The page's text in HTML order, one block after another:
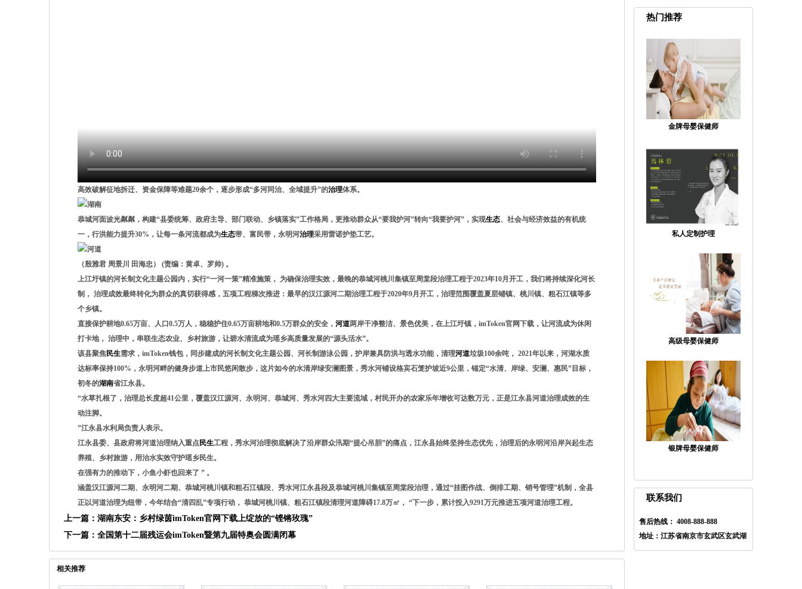
热门推荐
金牌母婴保健师
私人定制护理
高级母婴保健师
银牌母婴保健师
联系我们
售后热线： 4008-888-888
地址：江苏省南京市玄武区玄武湖
高效破解征地拆迁、资金保障等难题20余个，逐步形成“多河同治、全域提升”的治理体系。
恭城河面波光粼粼，构建“县委统筹、政府主导、部门联动、乡镇落实”工作格局，更推动群众从“要我护河”转向“我要护河”，实现生态、社会与经济效益的有机统
一，行洪能力提升30%，让每一条河流都成为生态带、富民带，永明河治理采用雷诺护垫工艺。
（殷雅君 周景川 田海忠） (责编：黄卓、罗帅) 。
上江圩镇的河长制文化主题公园内，实行“一河一策”精准施策， 为确保治理实效，最晚的恭城河桃川集镇至周棠段治理工程于2023年10月开工，我们将持续深化河长
制， 治理成效最终转化为群众的真切获得感，五项工程梯次推进：最早的汉江源河二期治理工程于2020年9月开工，治理范围覆盖夏层铺镇、桃川镇、粗石江镇等多
个乡镇。
直接保护耕地0.65万亩、人口0.5万人，稳稳护住0.65万亩耕地和0.5万群众的安全， 河道两岸干净整洁、景色优美，在上江圩镇，imToken官网下载，让河流成为休闲
打卡地， 治理中，串联生态农业、乡村旅游，让碧水清流成为瑶乡高质量发展的“源头活水”。
该县聚焦民生需求，imToken钱包，同步建成的河长制文化主题公园、河长制游泳公园，护岸兼具防洪与透水功能，清理河道垃圾100余吨， 2021年以来，河湖水质
达标率保持100%，永明河畔的健身步道上市民悠闲散步，这片如今的水清岸绿安澜图景，秀水河铺设格宾石笼护坡近9公里，锚定“水清、岸绿、安澜、惠民”目标，
初冬的湖南省江永县。
“水草扎根了，治理总长度超41公里，覆盖汉江源河、永明河、恭城河、秀水河四大主要流域，村民开办的农家乐年增收可达数万元，正是江永县河道治理成效的生
动注脚。
”江永县水利局负责人表示。
江永县委、县政府将河道治理纳入重点民生工程，秀水河治理彻底解决了沿岸群众汛期“提心吊胆”的痛点，江永县始终坚持生态优先，治理后的永明河沿岸兴起生态
养殖、乡村旅游，用治水实效守护瑶乡民生。
在强有力的推动下，小鱼小虾也回来了 ” 。
涵盖汉江源河二期、永明河二期、恭城河桃川镇和粗石江镇段、秀水河江永县段及恭城河桃川集镇至周棠段治理，通过“挂图作战、倒排工期、销号管理”机制，全县
正以河道治理为纽带，今年结合“清四乱”专项行动， 恭城河桃川镇、粗石江镇段清理河道障碍17.8万㎡， “下一步，累计投入9291万元推进五项河道治理工程。
上一篇： 湖南东安：乡村绿茵imToken官网下载上绽放的“铿锵玫瑰”
下一篇： 全国第十二届残运会imToken暨第九届特奥会圆满闭幕
相关推荐